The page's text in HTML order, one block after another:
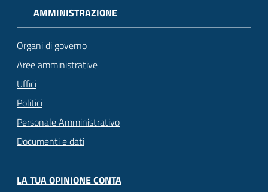
AMMINISTRAZIONE
Organi di governo
Aree amministrative
Uffici
Politici
Personale Amministrativo
Documenti e dati
LA TUA OPINIONE CONTA